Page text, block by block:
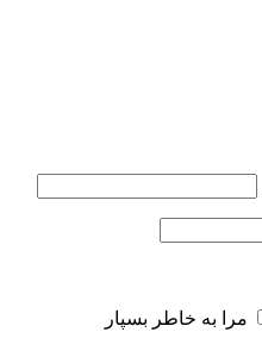
مرا به خاطر بسپار